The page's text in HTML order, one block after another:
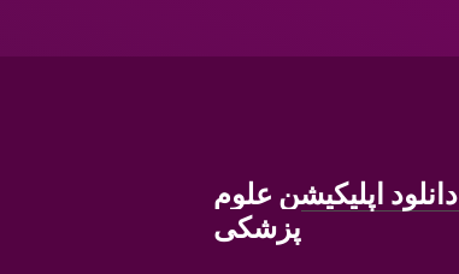
دانلود اپلیکیشن علوم
پزشکی